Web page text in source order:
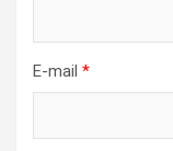
E-mail *